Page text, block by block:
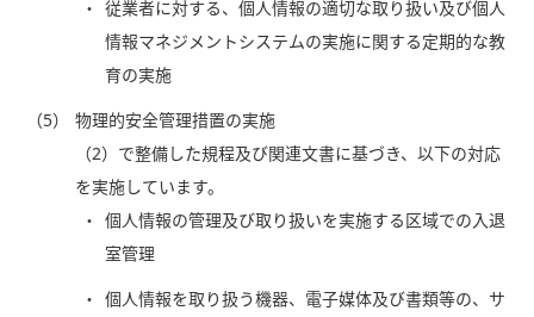
従業者に対する、個人情報の適切な取り扱い及び個人
情報マネジメントシステムの実施に関する定期的な教
育の実施
（5）
物理的安全管理措置の実施
（2）で整備した規程及び関連文書に基づき、以下の対応
を実施しています。
個人情報の管理及び取り扱いを実施する区域での入退
室管理
個人情報を取り扱う機器、電子媒体及び書類等の、サ